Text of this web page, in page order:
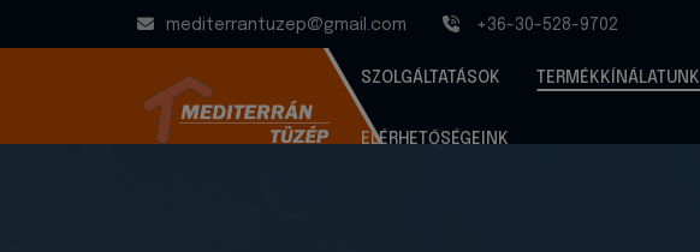
mediterrantuzep@gmail.com +36-30-528-9702
SZOLGÁLTATÁSOK TERMÉKKÍNÁLATUNK
ELÉRHETŐSÉGEINK